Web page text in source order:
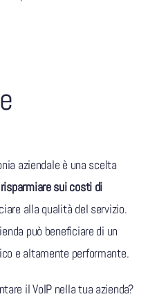
aziendale è una scelta
risparmiare sui costi di
alla qualità del servizio.
può beneficiare di un
e altamente performante.
il VoIP nella tua azienda?